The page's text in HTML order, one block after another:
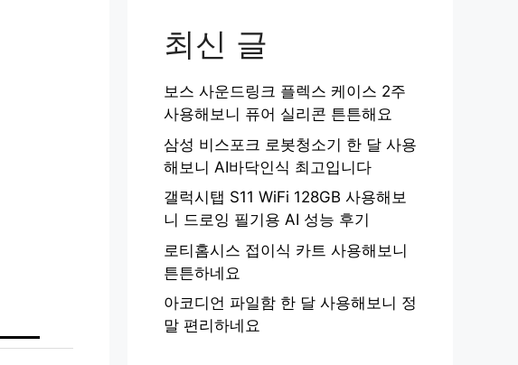
최신 글
보스 사운드링크 플렉스 케이스 2주
사용해보니 퓨어 실리콘 튼튼해요
삼성 비스포크 로봇청소기 한 달 사용
해보니 AI바닥인식 최고입니다
갤럭시탭 S11 WiFi 128GB 사용해보
니 드로잉 필기용 AI 성능 후기
로티홈시스 접이식 카트 사용해보니
튼튼하네요
아코디언 파일함 한 달 사용해보니 정
말 편리하네요